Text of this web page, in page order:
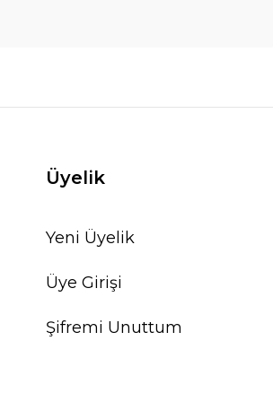
Üyelik
Yeni Üyelik
Üye Girişi
Şifremi Unuttum